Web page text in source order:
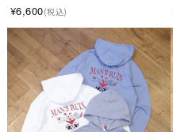
¥6,600(税込)